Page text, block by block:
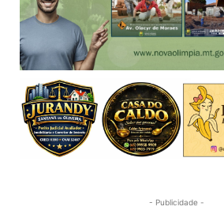
- Publicidade -